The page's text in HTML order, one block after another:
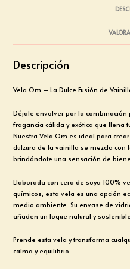
Descripción
Vela Om – La Dulce Fusión de
Déjate envolver por la combinación
fragancia cálida y exótica que llena
Nuestra Vela Om es ideal para
dulzura de la vainilla se mezcla con
brindándote una sensación de
Elaborada con cera de soya 100%
químicos, esta vela es una opción
medio ambiente. Su envase de
añaden un toque natural y
Prende esta vela y transforma
calma y equilibrio.